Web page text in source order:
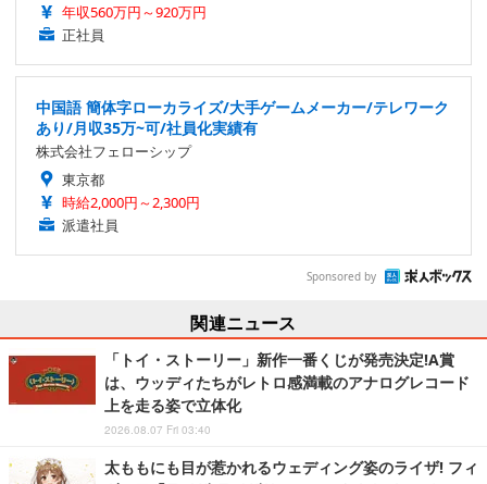
年収560万円～920万円
正社員
中国語 簡体字ローカライズ/大手ゲームメーカー/テレワーク
あり/月収35万~可/社員化実績有
株式会社フェローシップ
東京都
時給2,000円～2,300円
派遣社員
Sponsored by
関連ニュース
「トイ・ストーリー」新作一番くじが発売決定!A賞
は、ウッディたちがレトロ感満載のアナログレコード
上を走る姿で立体化
2026.08.07 Fri 03:40
太ももにも目が惹かれるウェディング姿のライザ! フィ